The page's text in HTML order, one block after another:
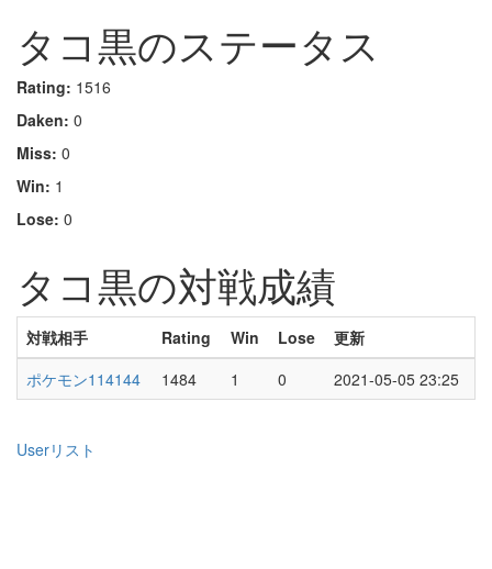
タコ黒のステータス
Rating: 1516
Daken: 0
Miss: 0
Win: 1
Lose: 0
タコ黒の対戦成績
対戦相手 Rating Win Lose
更新
ポケモン114144
1484 1 0 2021-05-05 23:25
Userリスト